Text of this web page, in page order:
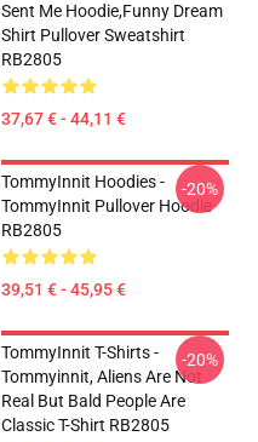
Sent Me Hoodie,funny Dream
Shirt Pullover Sweatshirt
RB2805
37,67 € - 44,11 €
TommyInnit Hoodies -
TommyInnit Pullover Hoodie
RB2805
39,51 € - 45,95 €
-20%
TommyInnit T-Shirts -
Tommyinnit, Aliens Are Not
Real But Bald People Are
Classic T-Shirt RB2805
-20%